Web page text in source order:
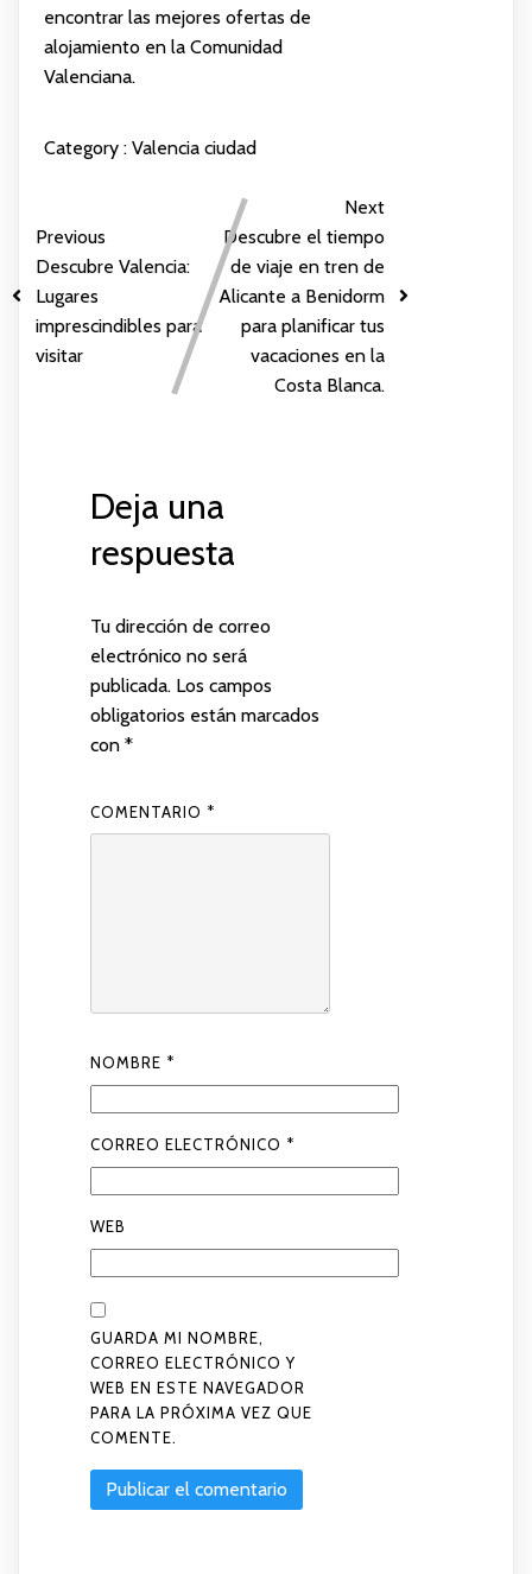
encontrar las mejores ofertas de
alojamiento en la Comunidad
Valenciana.
Category : Valencia ciudad
Previous
Descubre Valencia:
Lugares
imprescindibles para
visitar
Next
Descubre el tiempo
de viaje en tren de
Alicante a Benidorm
para planificar tus
vacaciones en la
Costa Blanca.
Deja una
respuesta
Tu dirección de correo
electrónico no será
publicada. Los campos
obligatorios están marcados
con *
COMENTARIO *
NOMBRE *
CORREO ELECTRÓNICO *
WEB
GUARDA MI NOMBRE,
CORREO ELECTRÓNICO Y
WEB EN ESTE NAVEGADOR
PARA LA PRÓXIMA VEZ QUE
COMENTE.